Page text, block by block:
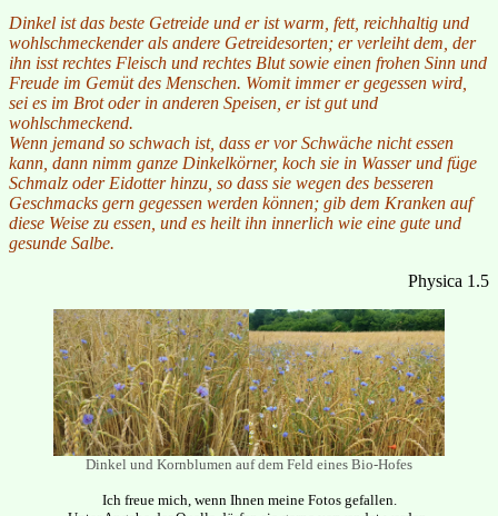
Dinkel ist das beste Getreide und er ist warm, fett, reichhaltig und
wohlschmeckender als andere Getreidesorten; er verleiht dem, der
ihn isst rechtes Fleisch und rechtes Blut sowie einen frohen Sinn und
Freude im Gemüt des Menschen. Womit immer er gegessen wird,
sei es im Brot oder in anderen Speisen, er ist gut und
wohlschmeckend.
Wenn jemand so schwach ist, dass er vor Schwäche nicht essen
kann, dann nimm ganze Dinkelkörner, koch sie in Wasser und füge
Schmalz oder Eidotter hinzu, so dass sie wegen des besseren
Geschmacks gern gegessen werden können; gib dem Kranken auf
diese Weise zu essen, und es heilt ihn innerlich wie eine gute und
gesunde Salbe.
Physica 1.5
Dinkel und Kornblumen auf dem Feld eines Bio-Hofes
Ich freue mich, wenn Ihnen meine Fotos gefallen.